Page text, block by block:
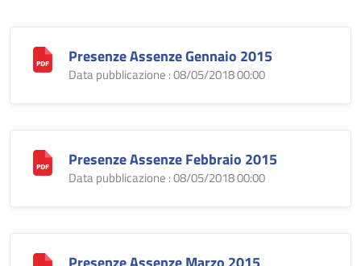
Presenze Assenze Gennaio 2015
Data pubblicazione : 08/05/2018 00:00
Presenze Assenze Febbraio 2015
Data pubblicazione : 08/05/2018 00:00